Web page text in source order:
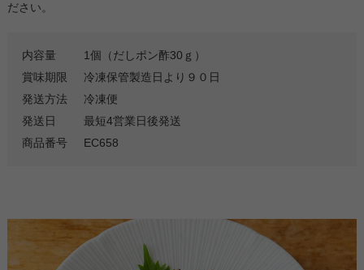
ださい。
内容量
1個（だしポン酢30ｇ）
賞味期限
冷凍保管製造日より９０日
発送方法
冷凍便
発送日
最短4営業日後発送
商品番号
EC658